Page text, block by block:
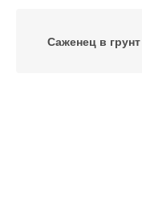
Саженец в грунт